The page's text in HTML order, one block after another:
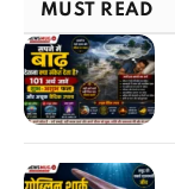
MUST READ